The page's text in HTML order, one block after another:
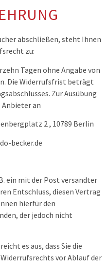
abschließen, steht Ihnen
zu:
Tagen ohne Angabe von
Die Widerrufsfrist beträgt
Zur Ausübung
Anbieter an
2 , 10789 Berlin
becker.de
ein mit der Post versandter
Entschluss, diesen Vertrag
hierfür den
der jedoch nicht
es aus, dass Sie die
vor Ablauf der